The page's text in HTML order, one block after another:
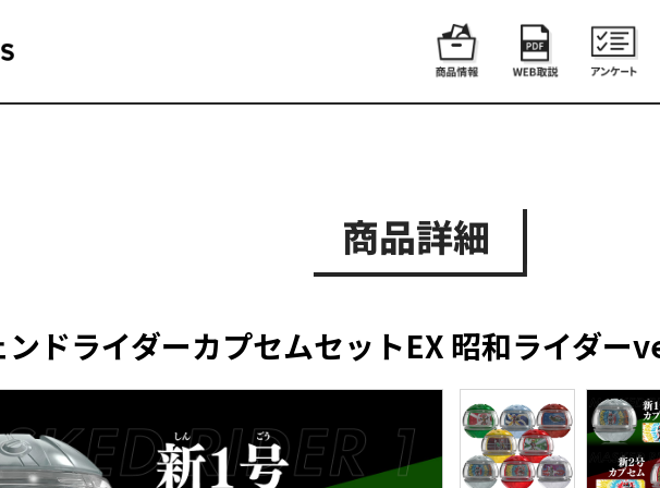
商品詳細
ンドライダーカプセムセットEX 昭和ライダー